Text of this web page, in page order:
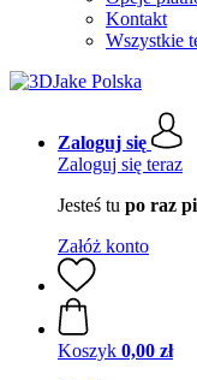
Kontakt
Wszystkie
Zaloguj się
Zaloguj się teraz
Jesteś tu po raz
Załóż konto
Koszyk 0,00 zł